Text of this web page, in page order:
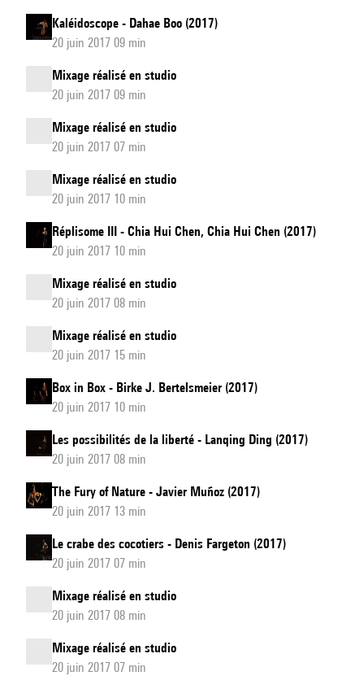
Kaléidoscope - Dahae Boo (2017)
20 juin 2017 09 min
Mixage réalisé en studio
20 juin 2017 09 min
Mixage réalisé en studio
20 juin 2017 07 min
Mixage réalisé en studio
20 juin 2017 10 min
Réplisome III - Chia Hui Chen, Chia Hui Chen (2017)
20 juin 2017 10 min
Mixage réalisé en studio
20 juin 2017 08 min
Mixage réalisé en studio
20 juin 2017 15 min
Box in Box - Birke J. Bertelsmeier (2017)
20 juin 2017 10 min
Les possibilités de la liberté - Lanqing Ding (2017)
20 juin 2017 08 min
The Fury of Nature - Javier Muñoz (2017)
20 juin 2017 13 min
Le crabe des cocotiers - Denis Fargeton (2017)
20 juin 2017 07 min
Mixage réalisé en studio
20 juin 2017 08 min
Mixage réalisé en studio
20 juin 2017 07 min